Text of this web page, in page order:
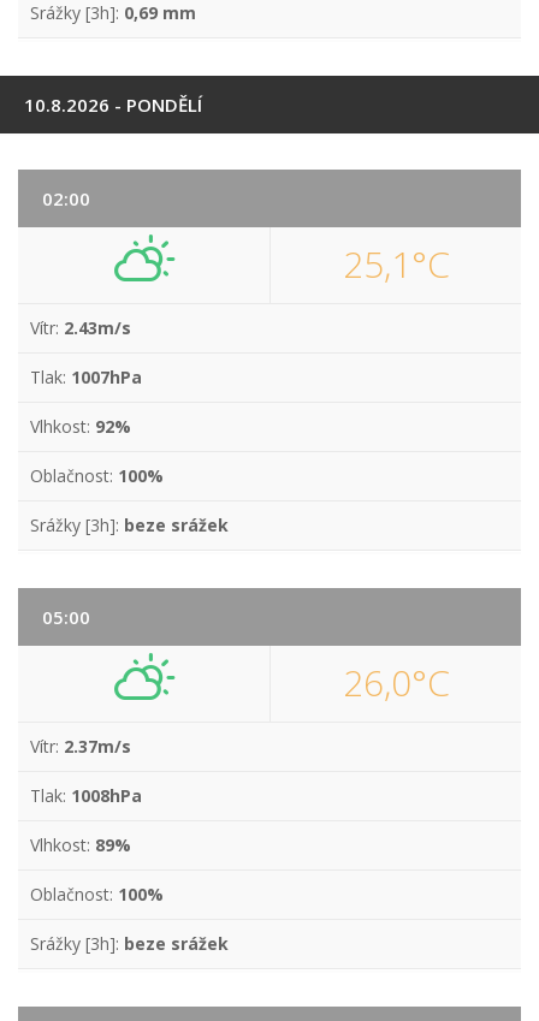
Srážky [3h]: 0,69 mm
10.8.2026 - PONDĚLÍ
02:00
25,1°C
Vítr: 2.43m/s
Tlak: 1007hPa
Vlhkost: 92%
Oblačnost: 100%
Srážky [3h]: beze srážek
05:00
26,0°C
Vítr: 2.37m/s
Tlak: 1008hPa
Vlhkost: 89%
Oblačnost: 100%
Srážky [3h]: beze srážek